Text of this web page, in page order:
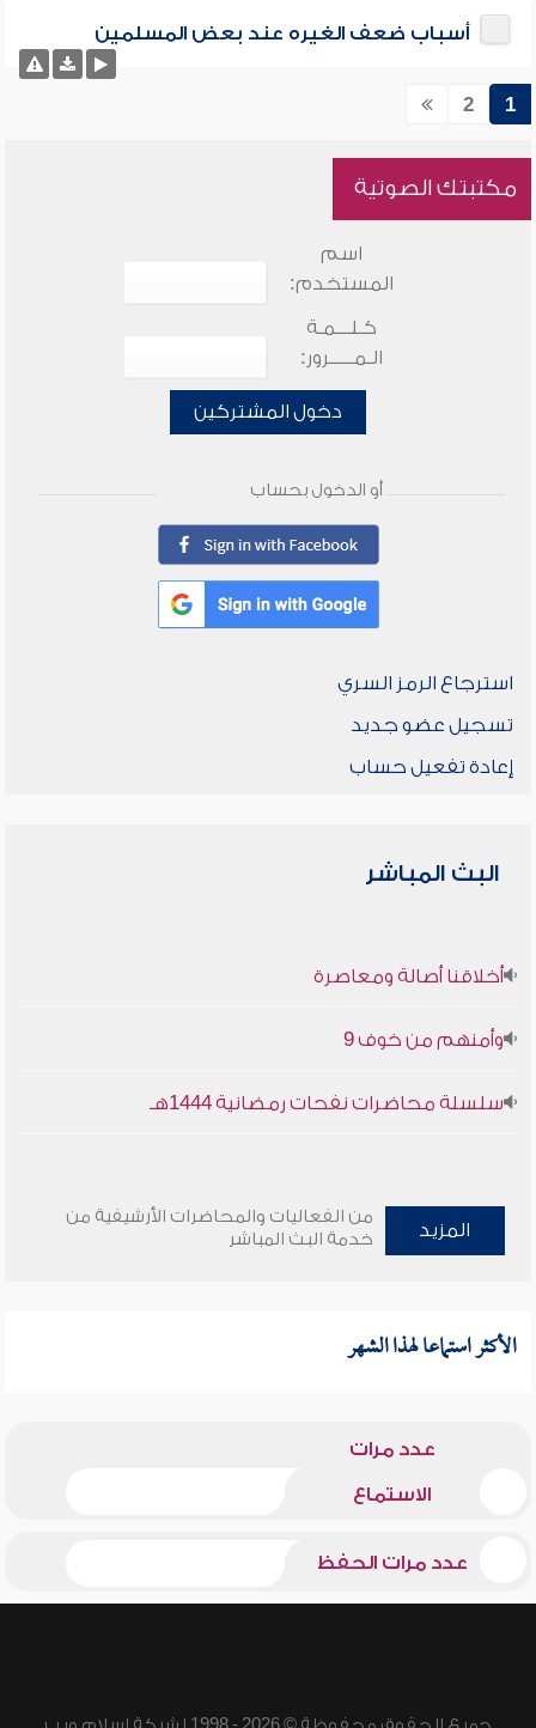
أسباب ضعف الغيره عند بعض المسلمين
1
2
مكتبتك الصوتية
اسم
المستخدم:
كـلـــمـة
الـمـــــرور:
دخول المشتركين
أو الدخول بحساب
استرجاع الرمز السري
تسجيل عضو جديد
إعادة تفعيل حساب
البث المباشر
أخلاقنا أصالة ومعاصرة
وأمنهم من خوف 9
سلسلة محاضرات نفحات رمضانية 1444هـ
المزيد
من الفعاليات والمحاضرات الأرشيفية من
خدمة البث المباشر
الأكثر استماعا لهذا الشهر
عدد مرات
الاستماع
عدد مرات الحفظ